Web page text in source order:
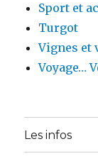
Sport et
Turgot
Vignes et
Voyage…
Les infos